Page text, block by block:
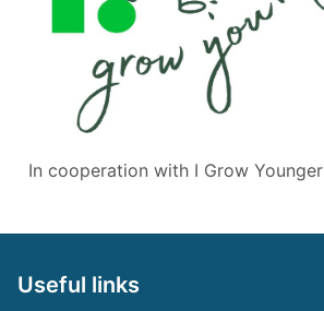
In cooperation with I Grow Younger
Useful links